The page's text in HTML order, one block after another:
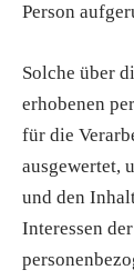
Person
Solche über
erhobenen
für die
ausgewertet,
und den
Interessen